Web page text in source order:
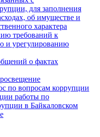
для заполнения
об имуществе и
характера
требований к
и урегулированию
о фактах
по вопросам коррупции
работы по
в Байкаловском